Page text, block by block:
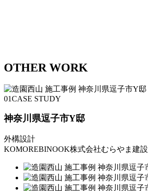
OTHER WORK
01CASE STUDY
神奈川県逗子市Y邸
外構設計
KOMOREBINOOK株式会社むらやま建設